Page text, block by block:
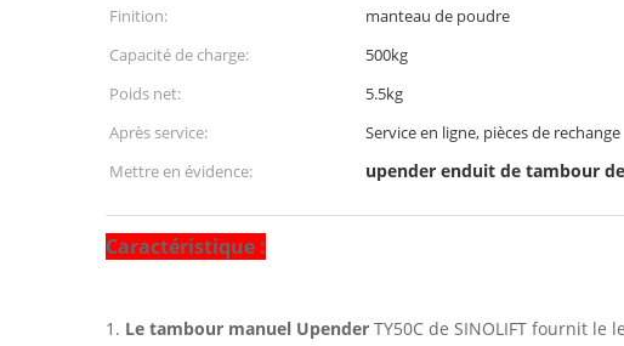
Finition: manteau de poudre
Capacité de charge:
500kg
Poids net:
5.5kg
Après service:
Service en ligne, pièces de rechange
Mettre en évidence:
upender enduit de tambour
Caractéristique :
1. Le tambour manuel Upender TY50C de SINOLIFT fournit